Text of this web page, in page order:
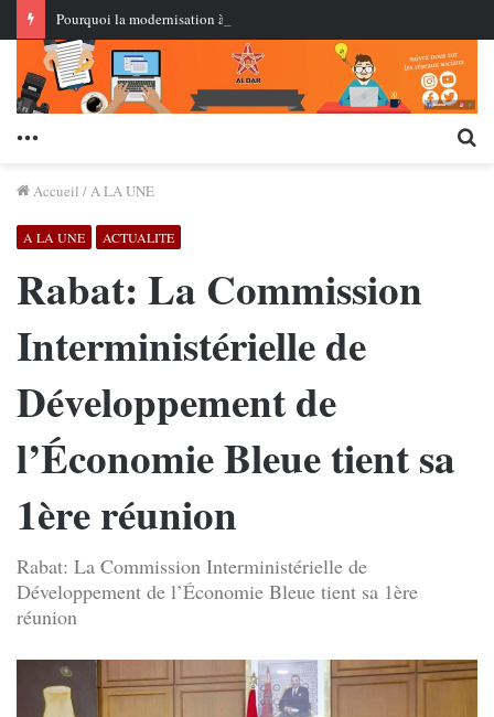
Accueil /A LA UNE
A LA UNE ACTUALITE
Rabat: La Commission
Interministérielle de
Développement de
l’Économie Bleue tient sa
1ère réunion
Rabat: La Commission Interministérielle de
Développement de l’Économie Bleue tient sa 1ère
réunion